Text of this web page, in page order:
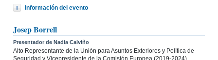
Información del evento
Josep Borrell
Presentador de Nadia Calviño
Alto Representante de la Unión para Asuntos Exteriores y Política de
Seguridad y Vicepresidente de la Comisión Europea (2019-2024)